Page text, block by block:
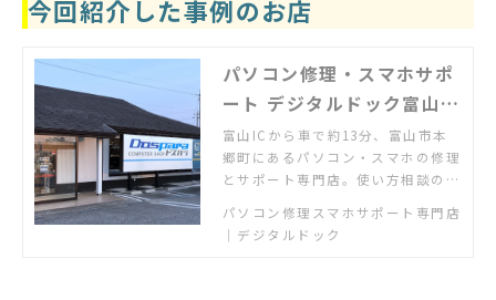
今回紹介した事例のお店
パソコン修理・スマホサポ
ート デジタルドック富山本
郷店
富山ICから車で約13分、富山市本
郷町にあるパソコン・スマホの修理
とサポート専門店。使い方相談の個
パソコン修理スマホサポート専門店
｜デジタルドック